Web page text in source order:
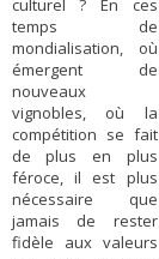
culturel ? En ces
temps de
mondialisation, où
émergent de
nouveaux
vignobles, où la
compétition se fait
de plus en plus
féroce, il est plus
nécessaire que
jamais de rester
fidèle aux valeurs